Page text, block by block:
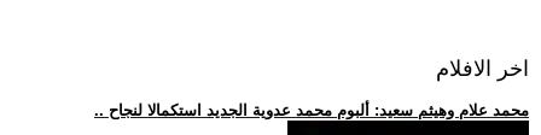
اخر الافلام
.. محمد علام وهيثم سعيد: ألبوم محمد عدوية الجديد استكمالا لنجاح